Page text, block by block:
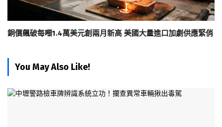
銅價飆破每噸1.4萬美元創兩月新高 美國大量進口加劇供應緊俏
You May Also Like!